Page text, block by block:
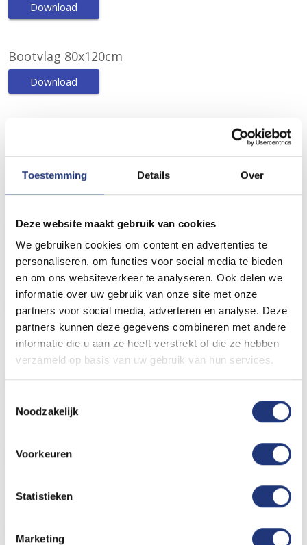
Toestemming Details Over
Deze website maakt gebruik van cookies
We gebruiken cookies om content en advertenties te
personaliseren, om functies voor social media te bieden
en om ons websiteverkeer te analyseren. Ook delen we
informatie over uw gebruik van onze site met onze
partners voor social media, adverteren en analyse. Deze
partners kunnen deze gegevens combineren met andere
informatie die u aan ze heeft verstrekt of die ze hebben
verzameld op basis van uw gebruik van hun services.
Noodzakelijk
Voorkeuren
Statistieken
Marketing
Download
Bootvlag 80x120cm
Download
Download
Download
Bootvlag 150x225cm
Download
Bootvlag 200x300cm
Download
Download
Bootvlag 300x450cm